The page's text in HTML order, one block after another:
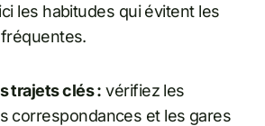
les habitudes qui évitent les
trajets clés : vérifiez les
correspondances et les gares